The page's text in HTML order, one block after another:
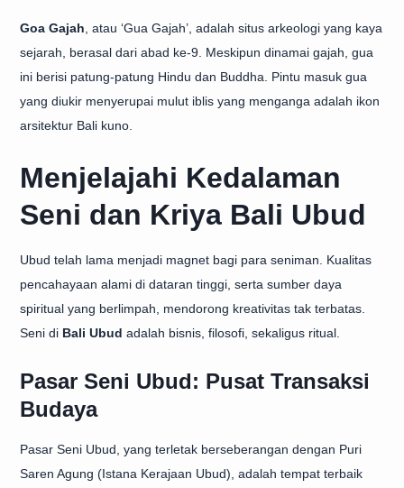
Goa Gajah , atau ‘Gua Gajah’, adalah situs arkeologi yang kaya
sejarah, berasal dari abad ke-9. Meskipun dinamai gajah, gua
ini berisi patung-patung Hindu dan Buddha. Pintu masuk gua
yang diukir menyerupai mulut iblis yang menganga adalah ikon
arsitektur Bali kuno.
Menjelajahi Kedalaman
Seni dan Kriya Bali Ubud
Ubud telah lama menjadi magnet bagi para seniman. Kualitas
pencahayaan alami di dataran tinggi, serta sumber daya
spiritual yang berlimpah, mendorong kreativitas tak terbatas.
Seni di Bali Ubud adalah bisnis, filosofi, sekaligus ritual.
Pasar Seni Ubud: Pusat Transaksi
Budaya
Pasar Seni Ubud, yang terletak berseberangan dengan Puri
Saren Agung (Istana Kerajaan Ubud), adalah tempat terbaik